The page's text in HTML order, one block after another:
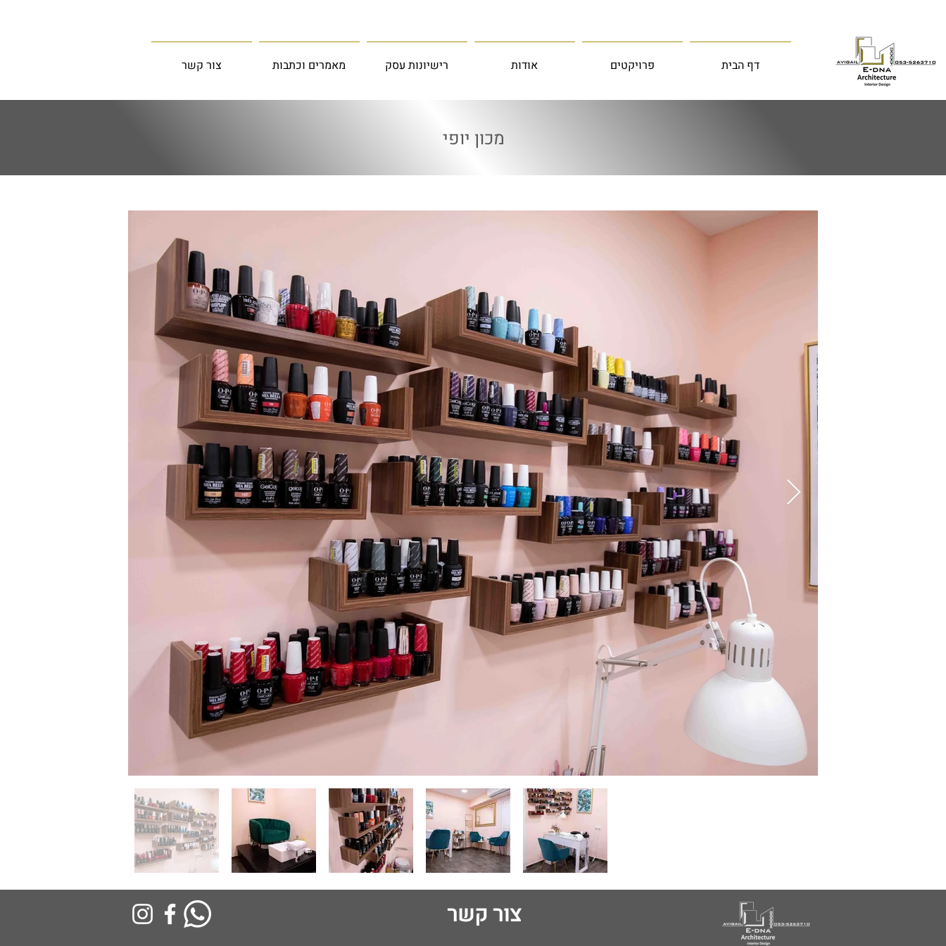
דף הבית פרויקטים אודות רישיונות עסק מאמרים וכתבות צור קשר
מכון יופי
צור קשר